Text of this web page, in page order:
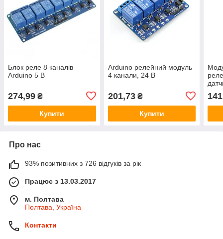
Блок реле 8 каналів
Arduino 5 В
274,99 ₴
Купити
Arduino релейний модуль
4 канали, 24 В
201,73₴
Купити
Про нас
93% позитивних з 726 відгуків за рік
Працює з 13.03.2017
м. Полтава
Полтава, Україна
Контакти